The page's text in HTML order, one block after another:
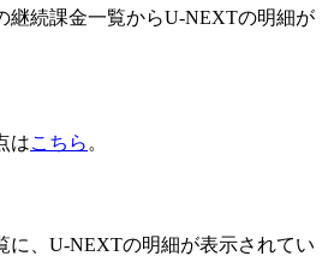
継続課金一覧からU-NEXTの明細が
はこちら 。
に、U-NEXTの明細が表示されてい